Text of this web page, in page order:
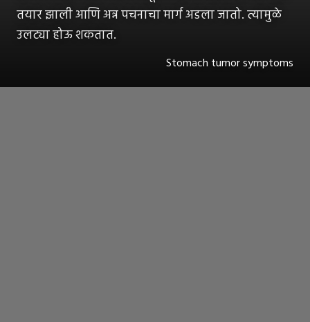
तयार झाली आणि अन्न पचनाचा मार्ग अडला जातो. त्यामुळे
उलट्या होऊ शकतात.
Stomach tumor symptoms